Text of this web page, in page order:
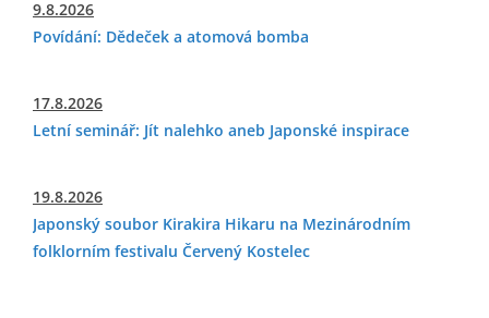
9.8.2026
Povídání: Dědeček a atomová bomba
17.8.2026
Letní seminář: Jít nalehko aneb Japonské inspirace
19.8.2026
Japonský soubor Kirakira Hikaru na Mezinárodním
folklorním festivalu Červený Kostelec